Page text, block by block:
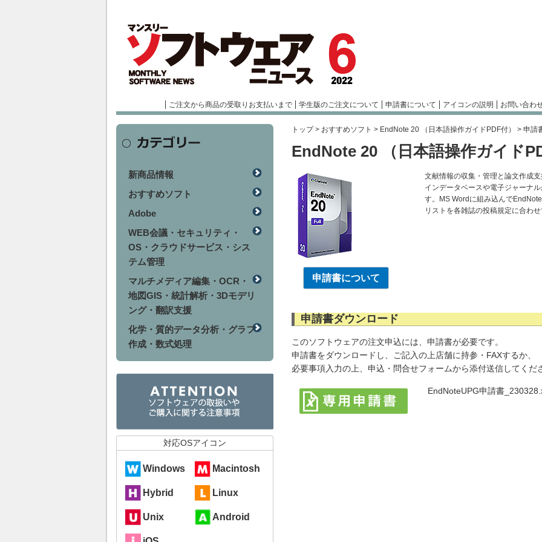
ご注文から商品の受取りお支払いまで 学生版のご注文について 申請書について アイコンの説明 お問い合わ
トップ> おすすめソフト > EndNote 20 （日本語操作ガイドPDF付） > 申請
EndNote 20 （日本語操作ガイド
申請書について
文献情報の収集・管理と論文作成
インデータベースや電子ジャーナ
す。MS Wordに組み込んで
リストを各雑誌の投稿規定に合わ
申請書ダウンロード
このソフトウェアの注文申込には、申請書が必要です。
申請書をダウンロードし、ご記入の上店舗に持参・FAXするか、
必要事項入力の上、申込・問合せフォームから添付送信してくだ
EndNoteUPG申請書
新商品情報
おすすめソフト
Adobe
WEB会議・セキュリティ・
OS・クラウドサービス・シス
テム管理
マルチメディア編集・OCR・
地図GIS・統計解析・3Dモデリ
ング・翻訳支援
化学・質的データ分析・グラフ
作成・数式処理
対応OSアイコン
Windows Macintosh
Hybrid Linux
Unix Android